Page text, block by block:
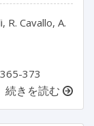
R. Cavallo, A.
373
続きを読む